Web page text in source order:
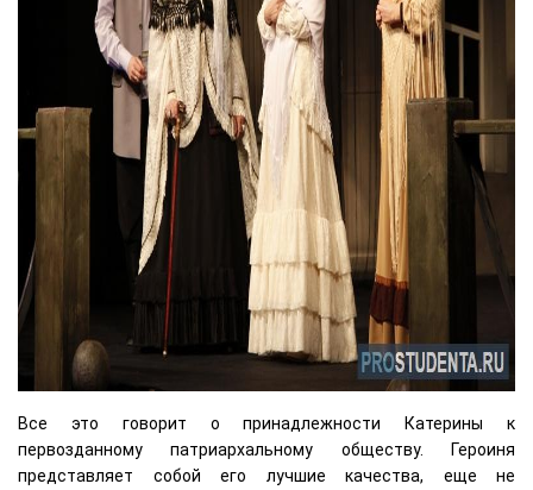
Все это говорит о принадлежности Катерины к
первозданному патриархальному обществу. Героиня
представляет собой его лучшие качества, еще не